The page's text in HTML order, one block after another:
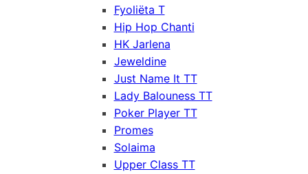
Fyoliëta T
Hip Hop Chanti
HK Jarlena
Jeweldine
Just Name It TT
Lady Balouness TT
Poker Player TT
Promes
Solaima
Upper Class TT